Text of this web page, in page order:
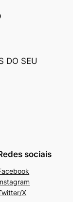
DO SEU
sociais
X